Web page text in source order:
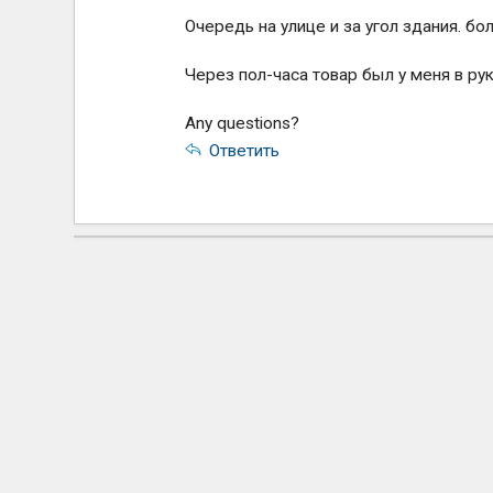
Очередь на улице и за угол здания.
Через пол-часа товар был у меня в
Any questions?
Ответить